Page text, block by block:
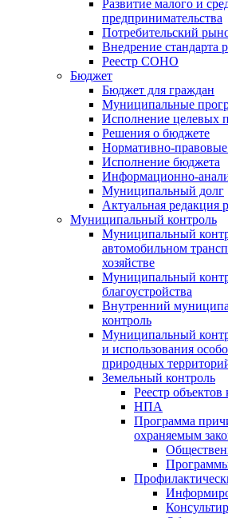
Развитие малого и
предпринимательства
Потребительский
Внедрение стандарта
Реестр СОНО
Бюджет
Бюджет для граждан
Муниципальные
Исполнение целевых
Решения о бюджете
Нормативно-
Исполнение бюджета
Информационно-
Муниципальный долг
Актуальная редакция
Муниципальный контроль
Муниципальный
автомобильном
хозяйстве
Муниципальный
благоустройства
Внутренний
контроль
Муниципальный
и использования
природных
Земельный контроль
Реестр объектов
НПА
Программа
охраняемым